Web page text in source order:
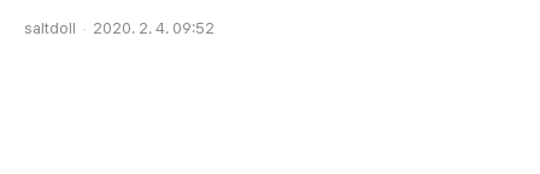
saltdoll 2020. 2. 4. 09:52